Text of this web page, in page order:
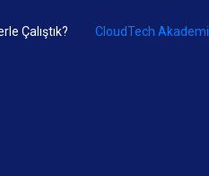
Çalıştık? CloudTech Akademi